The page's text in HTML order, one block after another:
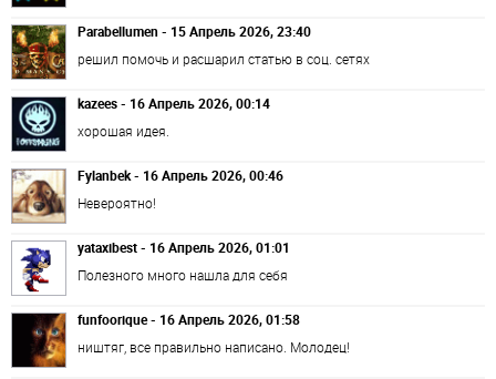
Parabellumen - 15 Апрель 2026, 23:40
решил помочь и расшарил статью в соц. сетях
kazees - 16 Апрель 2026, 00:14
хорошая идея.
Fylanbek - 16 Апрель 2026, 00:46
Невероятно!
yataxibest - 16 Апрель 2026, 01:01
Полезного много нашла для себя
funfoorique - 16 Апрель 2026, 01:58
ништяг, все правильно написано. Молодец!